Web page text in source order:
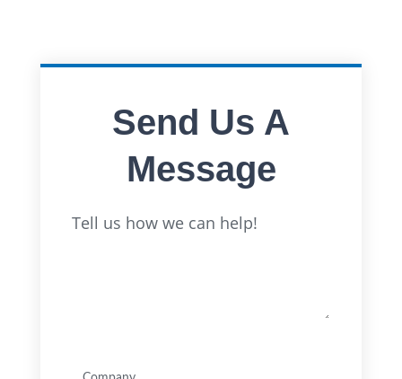
Send Us A
Message
Tell us how we can help!
Company
Full